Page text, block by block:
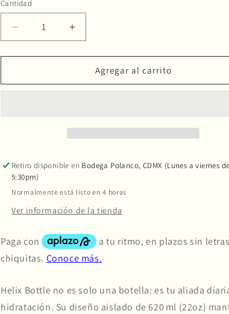
Cantidad
Reducir
cantidad
para
Bottle
Aumentar
cantidad
para
KeepCup
Bottle
Agregar al carrito
Retiro disponible en Bodega Polanco, CDMX (Lunes a viernes
5:30pm)
Normalmente está listo en 4 horas
Ver información de la tienda
Helix Bottle no es solo una botella: es tu aliada
hidratación. Su diseño aislado de 620 ml (22oz)